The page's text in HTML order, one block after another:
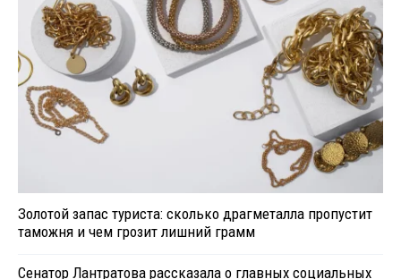
Золотой запас туриста: сколько драгметалла пропустит
таможня и чем грозит лишний грамм
Сенатор Лантратова рассказала о главных социальных